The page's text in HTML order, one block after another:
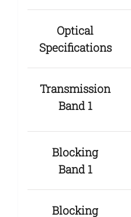
Optical
Specifications
Transmission
Band 1
Blocking
Band 1
Blocking